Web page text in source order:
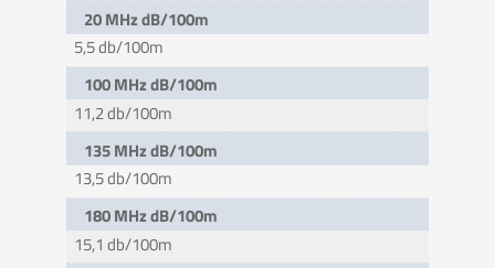
20 MHz dB/100m
5,5 db/100m
100 MHz dB/100m
11,2 db/100m
135 MHz dB/100m
13,5 db/100m
180 MHz dB/100m
15,1 db/100m